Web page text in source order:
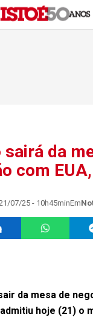
sairá da
com
07/25 - 10h45minEm
da mesa de
hoje (21) o